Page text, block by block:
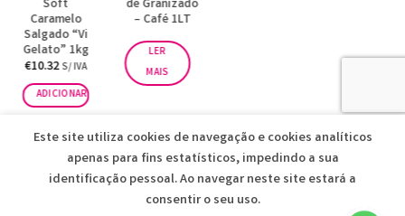
Soft
Caramelo
Salgado “Vi
Gelato” 1kg
€10.32 S/ IVA
ADICIONAR
de Granizado
– Café 1LT
LER
MAIS
Este site utiliza cookies de navegação e cookies analíticos
apenas para fins estatísticos, impedindo a sua
identificação pessoal. Ao navegar neste site estará a
consentir o seu uso.